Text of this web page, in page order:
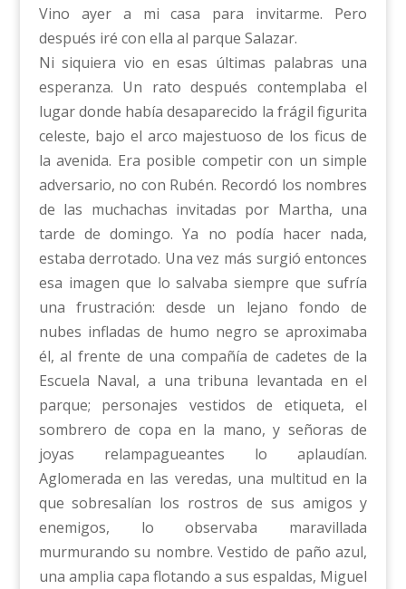
Vino ayer a mi casa para invitarme. Pero
después iré con ella al parque Salazar.
Ni siquiera vio en esas últimas palabras una
esperanza. Un rato después contemplaba el
lugar donde había desaparecido la frágil figurita
celeste, bajo el arco majestuoso de los ficus de
la avenida. Era posible competir con un simple
adversario, no con Rubén. Recordó los nombres
de las muchachas invitadas por Martha, una
tarde de domingo. Ya no podía hacer nada,
estaba derrotado. Una vez más surgió entonces
esa imagen que lo salvaba siempre que sufría
una frustración: desde un lejano fondo de
nubes infladas de humo negro se aproximaba
él, al frente de una compañía de cadetes de la
Escuela Naval, a una tribuna levantada en el
parque; personajes vestidos de etiqueta, el
sombrero de copa en la mano, y señoras de
joyas relampagueantes lo aplaudían.
Aglomerada en las veredas, una multitud en la
que sobresalían los rostros de sus amigos y
enemigos, lo observaba maravillada
murmurando su nombre. Vestido de paño azul,
una amplia capa flotando a sus espaldas, Miguel